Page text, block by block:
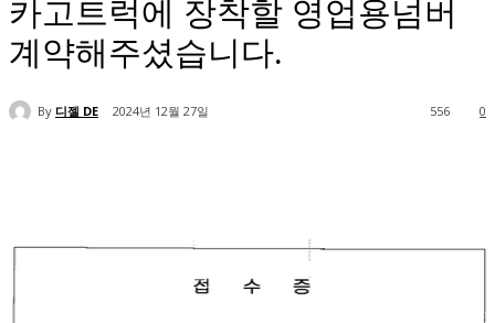
카고트럭에 장착할 영업용넘버
계약해주셨습니다.
By 디젤 DE 2024년 12월 27일 0
556